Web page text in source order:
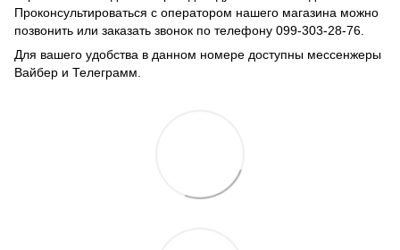
Проконсультироваться с оператором нашего магазина можно
позвонить или заказать звонок по телефону 099-303-28-76.
Для вашего удобства в данном номере доступны мессенжеры
Вайбер и Телеграмм.